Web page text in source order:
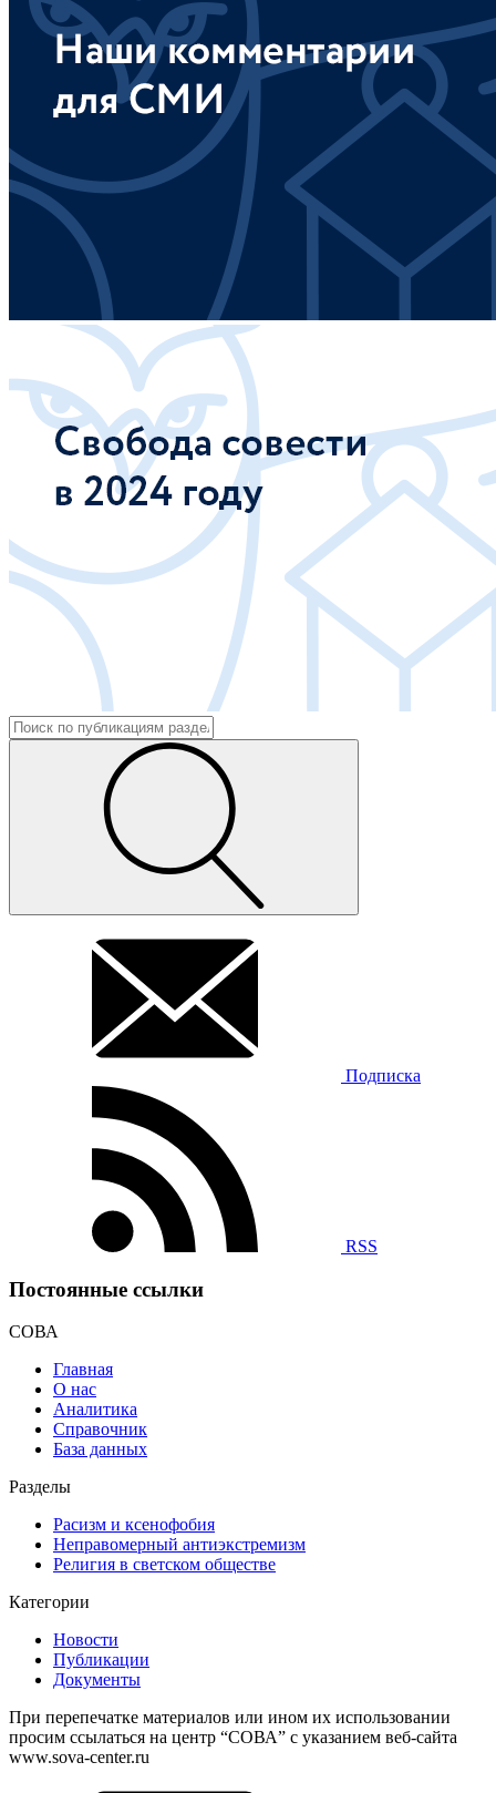
Подписка
RSS
Постоянные ссылки
СОВА
Главная
О нас
Аналитика
Справочник
База данных
Разделы
Расизм и ксенофобия
Неправомерный антиэкстремизм
Религия в светском обществе
Категории
Новости
Публикации
Документы
При перепечатке материалов или ином их использовании
просим ссылаться на центр “СОВА” с указанием веб-сайта
www.sova-center.ru